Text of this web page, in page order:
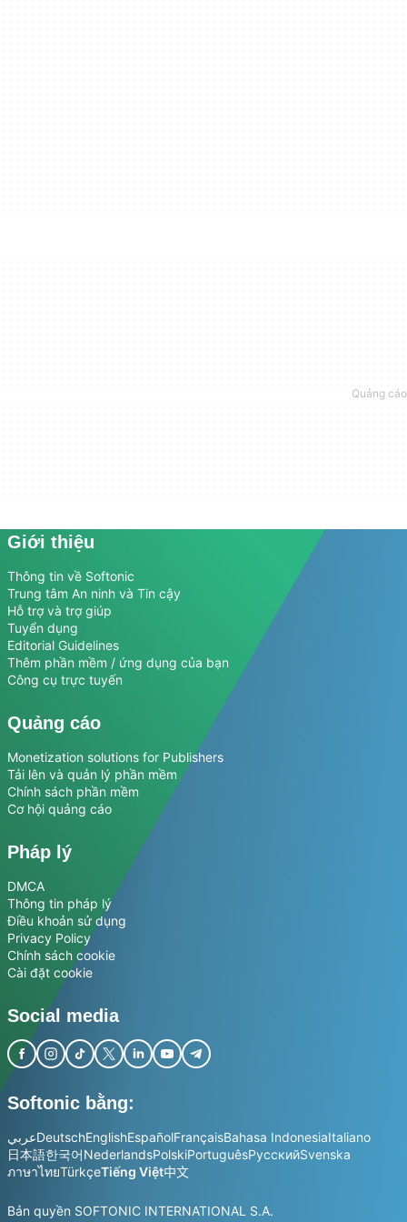
Giới thiệu
Thông tin về Softonic
Trung tâm An ninh và Tin cậy
Hỗ trợ và trợ giúp
Tuyển dụng
Editorial Guidelines
Thêm phần mềm / ứng dụng của bạn
Công cụ trực tuyến
Quảng cáo
Monetization solutions for Publishers
Tải lên và quản lý phần mềm
Chính sách phần mềm
Cơ hội quảng cáo
Pháp lý
DMCA
Thông tin pháp lý
Điều khoản sử dụng
Privacy Policy
Chính sách cookie
Cài đặt cookie
Social media
Softonic bằng:
عربيDeutschEnglishEspañolFrançaisBahasa IndonesiaItaliano
日本語한국어NederlandsPolskiPortuguêsРусскийSvenska
ภาษาไทยTürkçeTiếng Việt中文
Bản quyền SOFTONIC INTERNATIONAL S.A.